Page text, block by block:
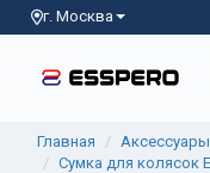
г. Москва
Главная
Сумка для колясок